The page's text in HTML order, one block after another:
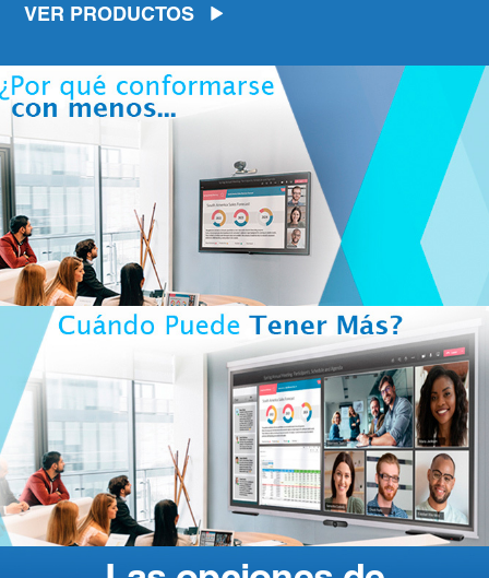
VER PRODUCTOS